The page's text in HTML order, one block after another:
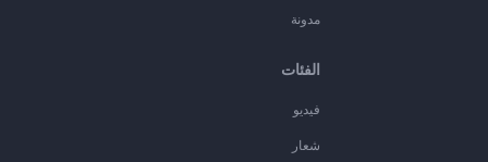
مدونة
الفئات
فيديو
شعار